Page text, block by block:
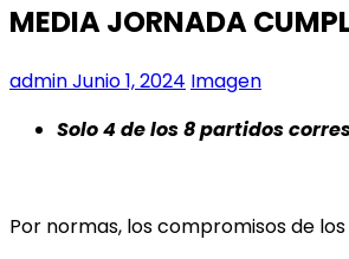
MEDIA JORNADA
adminJunio 1, 2024 Imagen
Solo 4 de los 8 partidos
Por normas, los compromisos de